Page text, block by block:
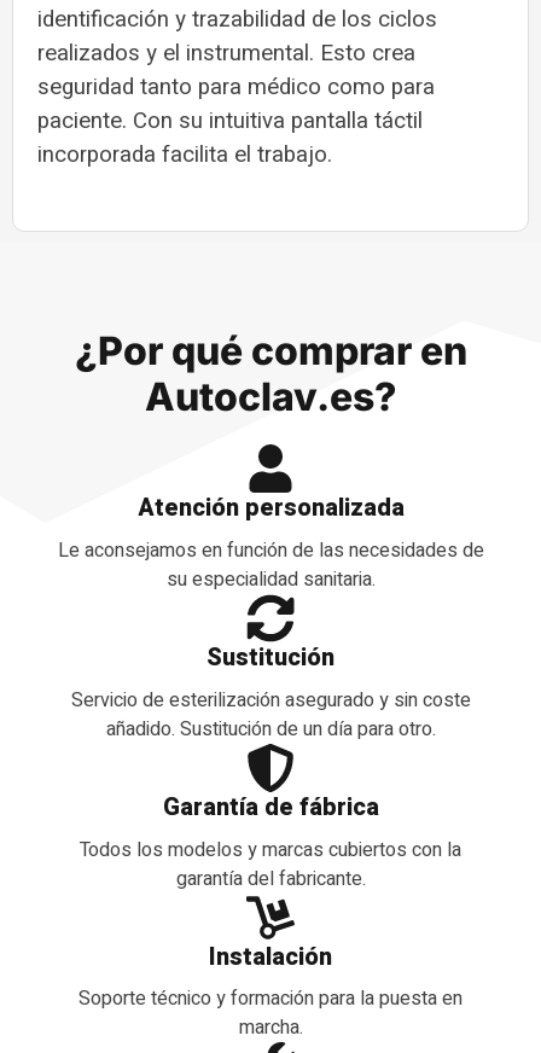
identificación y trazabilidad de los ciclos
realizados y el instrumental. Esto crea
seguridad tanto para médico como para
paciente. Con su intuitiva pantalla táctil
incorporada facilita el trabajo.
¿Por qué comprar en
Autoclav.es?
Atención personalizada
Le aconsejamos en función de las necesidades de
su especialidad sanitaria.
Sustitución
Servicio de esterilización asegurado y sin coste
añadido. Sustitución de un día para otro.
Garantía de fábrica
Todos los modelos y marcas cubiertos con la
garantía del fabricante.
Instalación
Soporte técnico y formación para la puesta en
marcha.